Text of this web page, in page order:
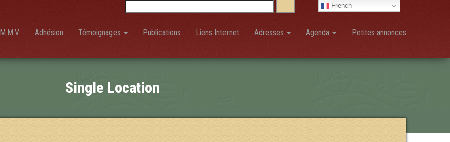
French
Adhésion Témoignages Publications Liens Internet Adresses Agenda Petites annonces
Single Location